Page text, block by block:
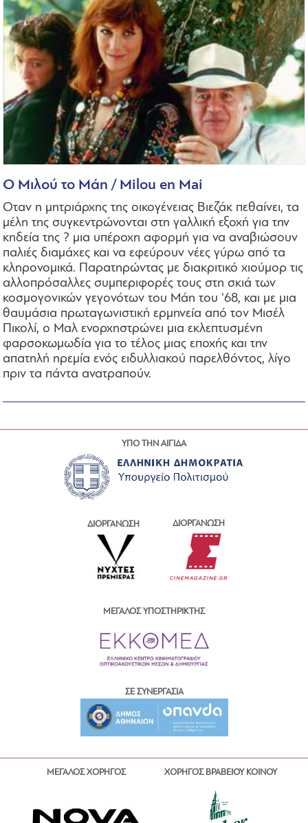
O Μιλού το Μάη / Milou en Mai
Οταν η μητριάρχης της οικογένειας Βιεζάκ πεθαίνει, τα
μέλη της συγκεντρώνονται στη γαλλική εξοχή για την
κηδεία της ? μια υπέροχη αφορμή για να αναβιώσουν
παλιές διαμάχες και να εφεύρουν νέες γύρω από τα
κληρονομικά. Παρατηρώντας με διακριτικό χιούμορ τις
αλλοπρόσαλλες συμπεριφορές τους στη σκιά των
κοσμογονικών γεγονότων του Μάη του '68, και με μια
θαυμάσια πρωταγωνιστική ερμηνεία από τον Μισέλ
Πικολί, ο Μαλ ενορχηστρώνει μια εκλεπτυσμένη
φαρσοκωμωδία για το τέλος μιας εποχής και την
απατηλή ηρεμία ενός ειδυλλιακού παρελθόντος, λίγο
πριν τα πάντα ανατραπούν.
ΥΠΟ ΤΗΝ ΑΙΓΙΔΑ
ΔΙΟΡΓΑΝΩΣΗ ΔΙΟΡΓΑΝΩΣΗ
ΜΕΓΑΛΟΣ ΥΠΟΣΤΗΡΙΚΤΗΣ
ΣΕ ΣΥΝΕΡΓΑΣΙΑ
ΜΕΓΑΛΟΣ ΧΟΡΗΓΟΣ ΧΟΡΗΓΟΣ ΒΡΑΒΕΙΟΥ ΚΟΙΝΟΥ